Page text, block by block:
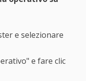
e selezionare
e fare clic